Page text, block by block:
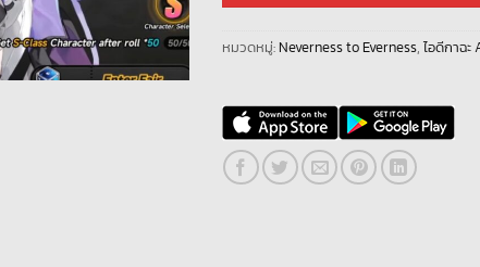
หมวดหมู่: Neverness to Everness, ไอดีกาฉะ